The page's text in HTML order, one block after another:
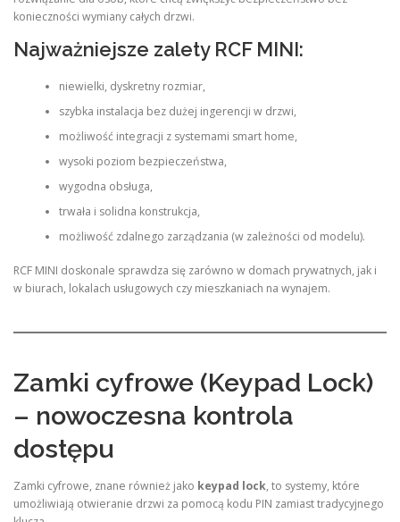
konieczności wymiany całych drzwi.
Najważniejsze zalety RCF MINI:
niewielki, dyskretny rozmiar,
szybka instalacja bez dużej ingerencji w drzwi,
możliwość integracji z systemami smart home,
wysoki poziom bezpieczeństwa,
wygodna obsługa,
trwała i solidna konstrukcja,
możliwość zdalnego zarządzania (w zależności od modelu).
RCF MINI doskonale sprawdza się zarówno w domach prywatnych, jak i
w biurach, lokalach usługowych czy mieszkaniach na wynajem.
Zamki cyfrowe (Keypad Lock)
– nowoczesna kontrola
dostępu
Zamki cyfrowe, znane również jako keypad lock, to systemy, które
umożliwiają otwieranie drzwi za pomocą kodu PIN zamiast tradycyjnego